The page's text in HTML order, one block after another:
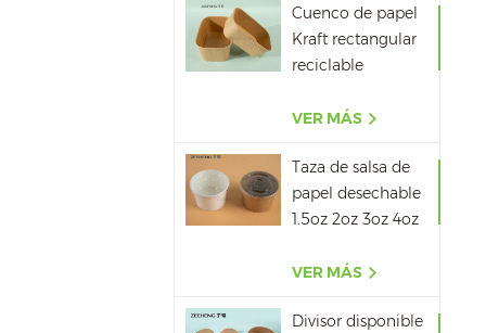
Cuenco de papel
Kraft rectangular
reciclable
VER MÁS
Taza de salsa de
papel desechable
1.5oz 2oz 3oz 4oz
VER MÁS
Divisor disponible